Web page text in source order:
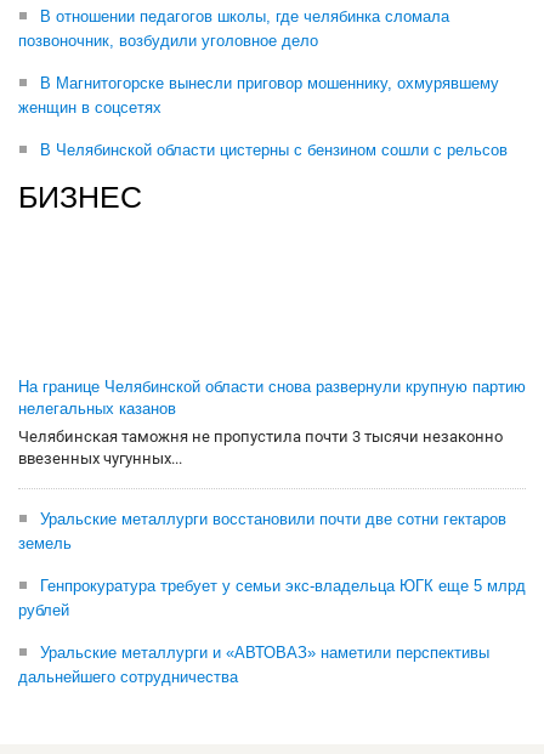
В отношении педагогов школы, где челябинка сломала
позвоночник, возбудили уголовное дело
В Магнитогорске вынесли приговор мошеннику, охмурявшему
женщин в соцсетях
В Челябинской области цистерны с бензином сошли с рельсов
БИЗНЕС
На границе Челябинской области снова развернули крупную партию
нелегальных казанов
Челябинская таможня не пропустила почти 3 тысячи незаконно
ввезенных чугунных...
Уральские металлурги восстановили почти две сотни гектаров
земель
Генпрокуратура требует у семьи экс-владельца ЮГК еще 5 млрд
рублей
Уральские металлурги и «АВТОВАЗ» наметили перспективы
дальнейшего сотрудничества